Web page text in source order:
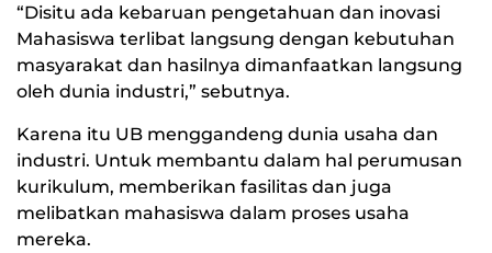
“Disitu ada kebaruan pengetahuan dan inovasi
Mahasiswa terlibat langsung dengan kebutuhan
masyarakat dan hasilnya dimanfaatkan langsung
oleh dunia industri,” sebutnya.
Karena itu UB menggandeng dunia usaha dan
industri. Untuk membantu dalam hal perumusan
kurikulum, memberikan fasilitas dan juga
melibatkan mahasiswa dalam proses usaha
mereka.